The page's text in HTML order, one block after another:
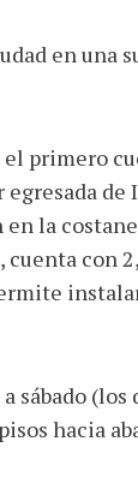
en una
primero
de
la
cuenta
sábado
hacia